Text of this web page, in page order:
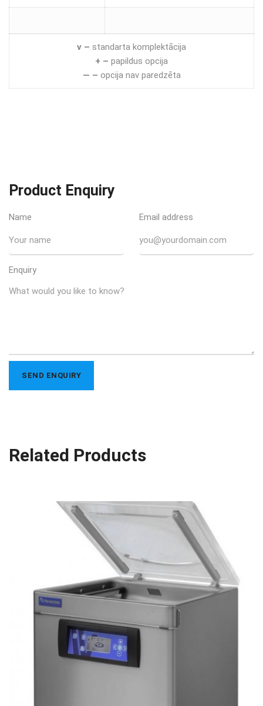
v – standarta komplektācija
+ – papildus opcija
— – opcija nav paredzēta
Product Enquiry
Name Email address
Enquiry
Related Products